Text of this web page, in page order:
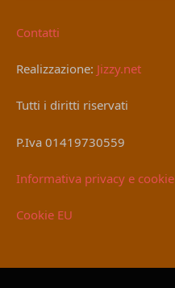
Contatti
Realizzazione: Jizzy.net
Tutti i diritti riservati
P.Iva 01419730559
Informativa privacy e cookie
Cookie EU